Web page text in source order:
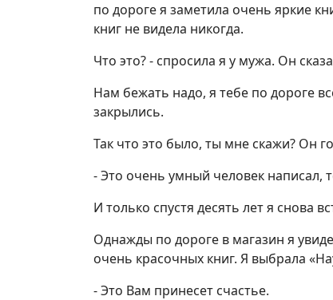
по дороге я заметила очень яркие
книг не видела никогда.
Что это? - спросила я у мужа. Он
Нам бежать надо, я тебе по дороге
закрылись.
Так что это было, ты мне скажи? Он
- Это очень умный человек написал,
И только спустя десять лет я снова
Однажды по дороге в магазин я
очень красочных книг. Я выбрала
- Это Вам принесет счастье.